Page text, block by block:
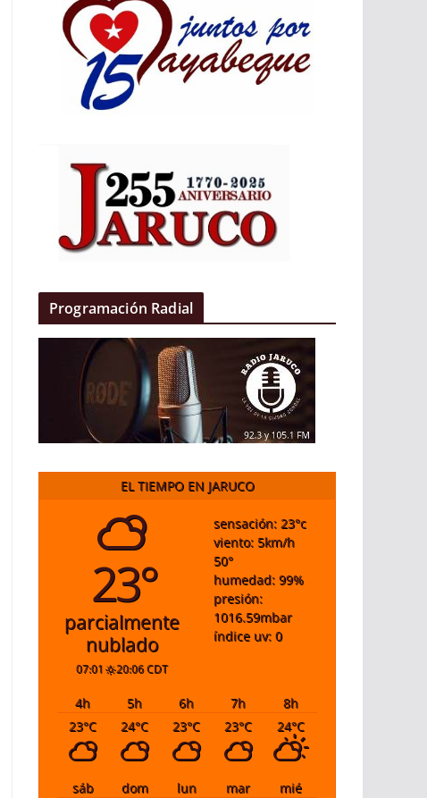
Programación Radial
EL TIEMPO EN JARUCO
23°
parcialmente
nublado
07:01 20:06 CDT
sensación: 23°c
viento: 5km/h
50°
humedad: 99%
presión:
1016.59mbar
índice uv: 0
4h 5h 6h 7h 8h
23°C 24°C 23°C 23°C 24°C
sáb dom lun mar
mié